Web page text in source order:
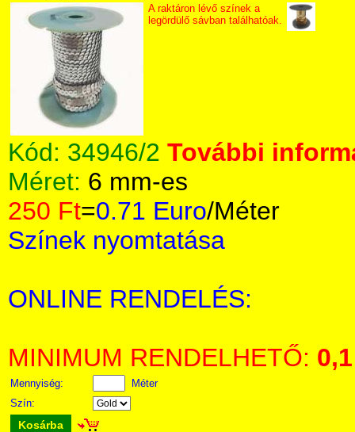
A raktáron lévő színek a
legördülő sávban találhatóak.
Kód: 34946/2 További
Méret: 6 mm-es
250 Ft=0.71 Euro/Méter
Színek nyomtatása
ONLINE RENDELÉS:
MINIMUM RENDELHETŐ: 0,1
Mennyiség:
Méter
Szín:
Kosárba